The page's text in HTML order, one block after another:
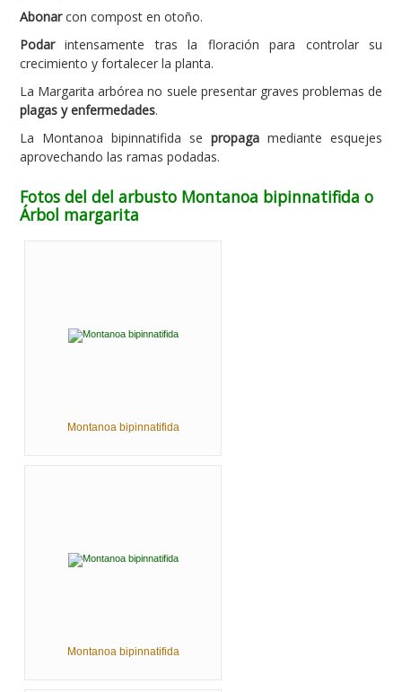
Abonarcon compost en otoño.
Podarintensamente tras la floración para controlar su
crecimiento y fortalecer la planta.
La Margarita arbórea no suele presentar graves problemas de
plagas y enfermedades.
La Montanoa bipinnatifida se propaga mediante esquejes
aprovechando las ramas podadas.
Fotos del del arbusto Montanoa bipinnatifida o
Árbol margarita
Montanoa bipinnatifida
Montanoa bipinnatifida